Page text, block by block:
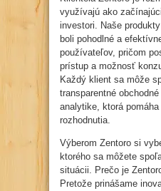
využívajú ako
investori. Naše
boli pohodlné a
používateľov, pričom
prístup a možnosť
Každý klient sa môže
transparentné
analytike, ktorá
rozhodnutia.
Výberom Zentoro si
ktorého sa môžete
situácii. Prečo je
Pretože prinášame